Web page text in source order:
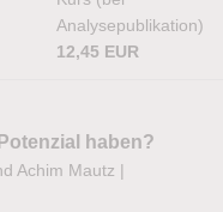
Analysepublikation)
12,45 EUR
haben?
Achim Mautz |